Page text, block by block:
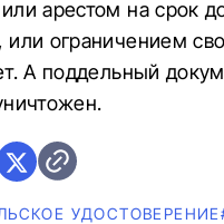
арестом на срок
или ограничением
А поддельный
УДОСТОВЕРЕНИЕ